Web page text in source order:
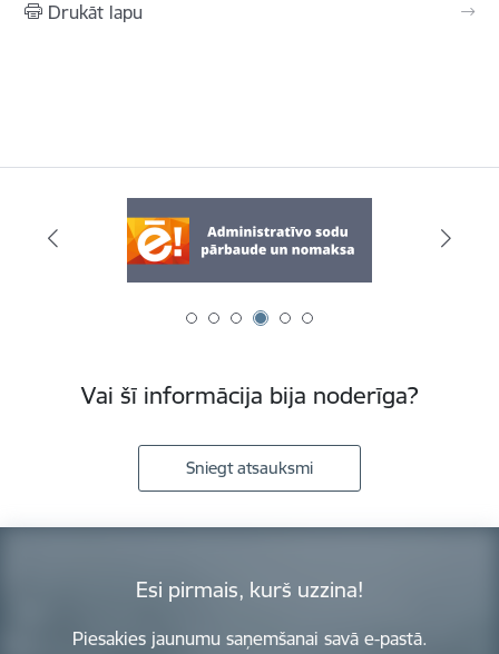
Drukāt lapu
Vai šī informācija bija noderīga?
Sniegt atsauksmi
Esi pirmais, kurš uzzina!
Piesakies jaunumu saņemšanai savā e-pastā.